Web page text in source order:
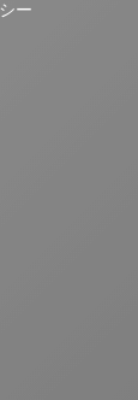
ー